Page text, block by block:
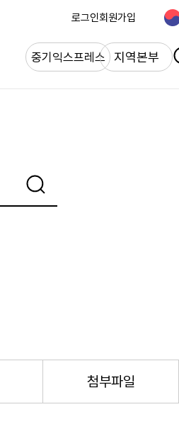
로그인회원가입
중기익스프레스 지역본부
첨부파일